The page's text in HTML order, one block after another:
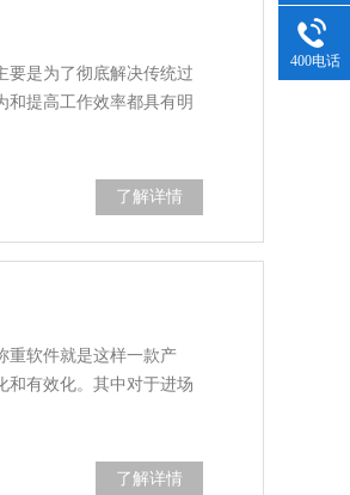
要是为了彻底解决传统过
和提高工作效率都具有明
了解详情
重软件就是这样一款产
和有效化。其中对于进场
了解详情
400电话